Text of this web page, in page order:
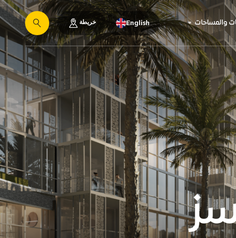
والمساحات English خريطة
يبحث